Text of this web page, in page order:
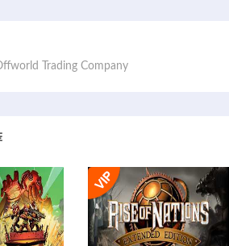
Trading Company